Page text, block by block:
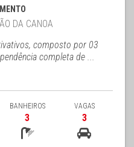
DA CANOA
composto por 03
completa de ...
BANHEIROS
3
VAGAS
3